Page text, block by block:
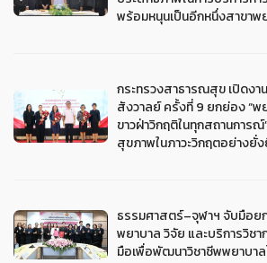
พร้อมหนุนเป็นอีกหนึ่งสาขาพ
กระทรวงสาธารณสุข เปิดงา
สังวาลย์ ครั้งที่ 9 ยกย่อง “พ
ขาวฝ่าวิกฤติในทุกสถานการ
สุขภาพในภาวะวิกฤตอย่างยั่
ธรรมศาสตร์–จุฬาฯ จับมือย
พยาบาล วิจัย และบริการวิช
มือเพื่อพัฒนาวิชาชีพพยาบาล